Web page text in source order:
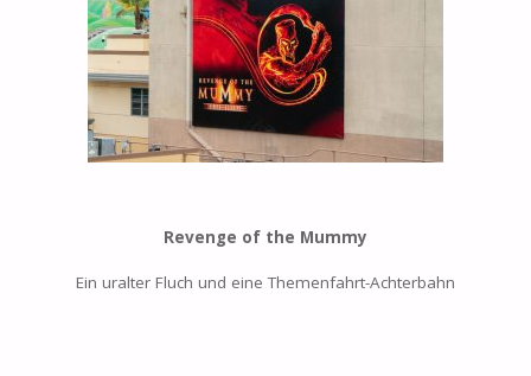
Revenge of the Mummy
Ein uralter Fluch und eine Themenfahrt-Achterbahn